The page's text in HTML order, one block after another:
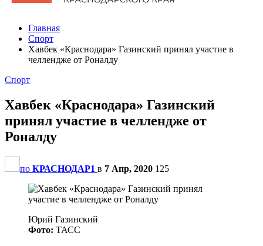
Главная
Спорт
Хавбек «Краснодара» Газинский принял участие в
челлендже от Роналду
Спорт
Хавбек «Краснодара» Газинский
принял участие в челлендже от
Роналду
по КРАСНОДАР1 в 7 Апр, 2020 125
Юрий Газинский
Фото: ТАСС